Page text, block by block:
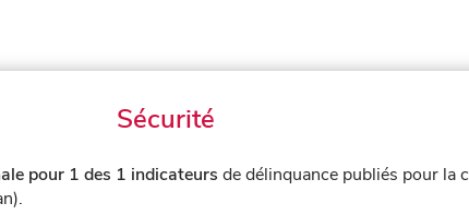
Sécurité
pour 1 des 1 indicateurs de délinquance publiés pour la